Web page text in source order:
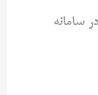
سامانه